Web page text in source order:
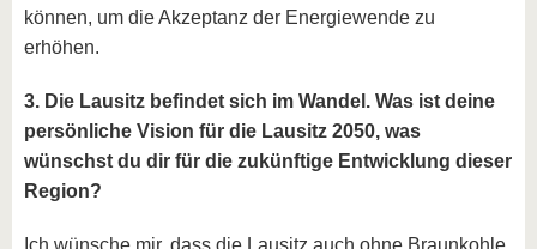
können, um die Akzeptanz der Energiewende zu
erhöhen.
3. Die Lausitz befindet sich im Wandel. Was ist deine
persönliche Vision für die Lausitz 2050, was
wünschst du dir für die zukünftige Entwicklung dieser
Region?